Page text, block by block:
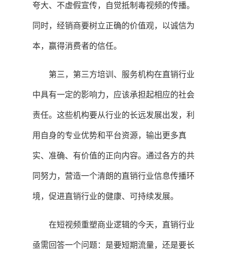
夸大、不虚假宣传，自觉抵制毒视频的传播。
同时，经销商要树立正确的价值观，以诚信为
本，赢得消费者的信任。
第三，第三方培训、服务机构在直销行业
中具有一定的影响力，应该承担起相应的社会
责任。这些机构要从行业的长远发展出发，利
用自身的专业优势和平台资源，输出更多真
实、准确、有价值的正向内容。通过各方的共
同努力，营造一个清朗的直销行业信息传播环
境，促进直销行业的健康、可持续发展。
在短视频重塑商业逻辑的今天，直销行业
亟需回答一个问题：是要短期流量，还是要长